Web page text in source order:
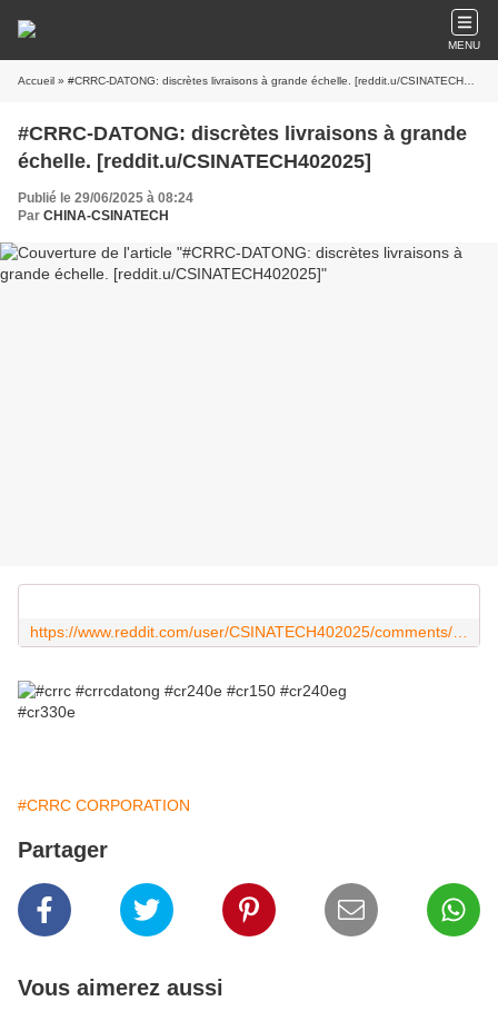
MENU
Accueil » #CRRC-DATONG: discrètes livraisons à grande échelle. [reddit.u/CSINATECH402025]
#CRRC-DATONG: discrètes livraisons à grande
échelle. [reddit.u/CSINATECH402025]
Publié le 29/06/2025 à 08:24
Par CHINA-CSINATECH
#CRRC CORPORATION
Partager
Vous aimerez aussi